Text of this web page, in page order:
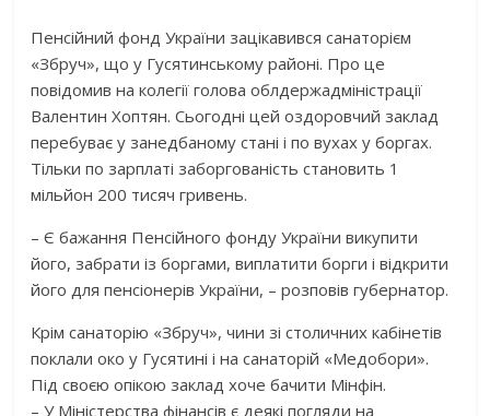
Пенсійний фонд України зацікавився санаторієм
«Збруч», що у Гусятинському районі. Про це
повідомив на колегії голова облдержадміністрації
Валентин Хоптян. Сьогодні цей оздоровчий заклад
перебуває у занедбаному стані і по вухах у боргах.
Тільки по зарплаті заборгованість становить 1
мільйон 200 тисяч гривень.
– Є бажання Пенсійного фонду України викупити
його, забрати із боргами, виплатити борги і відкрити
його для пенсіонерів України, – розповів губернатор.
Крім санаторію «Збруч», чини зі столичних кабінетів
поклали око у Гусятині і на санаторій «Медобори».
Під своєю опікою заклад хоче бачити Мінфін.
– У Міністерства фінансів є деякі погляди на